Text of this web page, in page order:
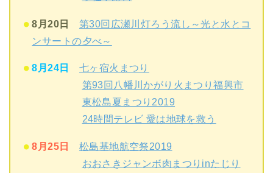
8月20日
第30回広瀬川灯ろう流し～光と水とコ
ンサートの夕べ～
8月24日
七ヶ宿火まつり
第93回八幡川かがり火まつり福興市
東松島夏まつり2019
24時間テレビ 愛は地球を救う
8月25日
松島基地航空祭2019
おおさきジャンボ肉まつりinたじり